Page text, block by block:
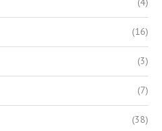
(16)
(3)
(7)
(38)